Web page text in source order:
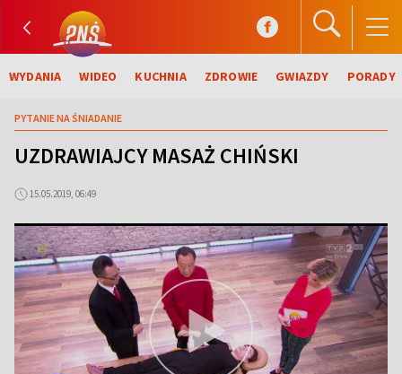
WYDANIA WIDEO KUCHNIA ZDROWIE GWIAZDY PORADY
PYTANIE NA ŚNIADANIE
UZDRAWIAJCY MASAŻ CHIŃSKI
15.05.2019, 06:49